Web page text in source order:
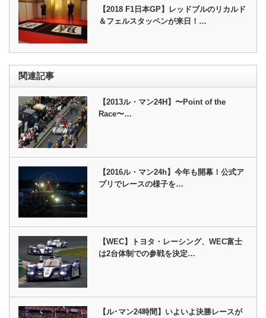
【2018 F1日本GP】レッドブルのリカルド
＆フェルスタッペンが来日！…
関連記事
【2013ル・マン24H】〜Point of the
Race〜…
【2016ル・マン24h】今年も開幕！公式ア
プリでレースの様子を…
【WEC】トヨタ・レーシング、WEC富士
は2台体制での参戦を決定…
【ル･マン24時間】いよいよ決勝レースが